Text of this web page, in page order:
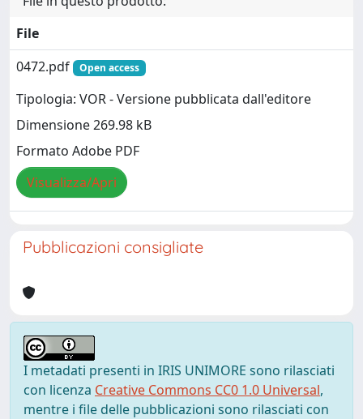
File
0472.pdf
Open access
Tipologia: VOR - Versione pubblicata dall'editore
Dimensione 269.98 kB
Formato Adobe PDF
Visualizza/Apri
Pubblicazioni consigliate
I metadati presenti in IRIS UNIMORE sono rilasciati
con licenza Creative Commons CC0 1.0 Universal,
mentre i file delle pubblicazioni sono rilasciati con